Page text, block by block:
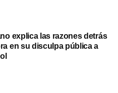
explica las razones detrás
en su disculpa pública a